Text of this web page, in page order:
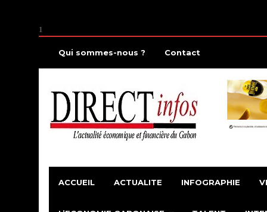
1
Qui sommes-nous ? Contact
ACCUEIL ACTUALITE INFOGRAPHIE